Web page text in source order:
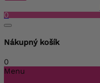
0
Nákupný košík
0
Menu